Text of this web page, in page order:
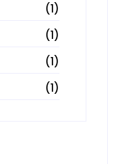
(1)
(1)
(1)
(1)